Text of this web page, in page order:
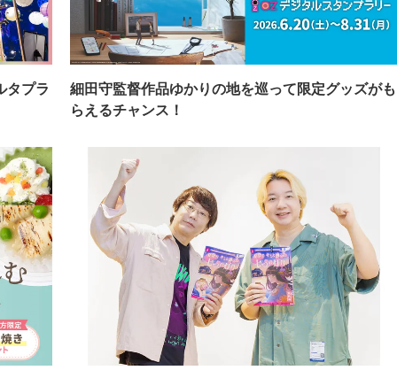
タプラ
細田守監督作品ゆかりの地を巡って限定グッズがも
らえるチャンス！